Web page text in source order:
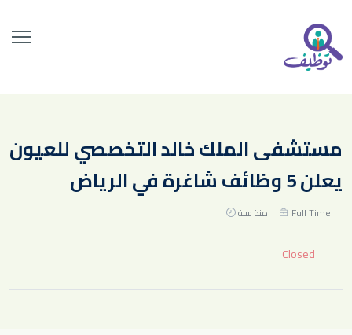
مستشفى الملك خالد التخصصي للعيون
يعلن 5 وظائف شاغرة في الرياض
Full Time منذ سنة
Closed